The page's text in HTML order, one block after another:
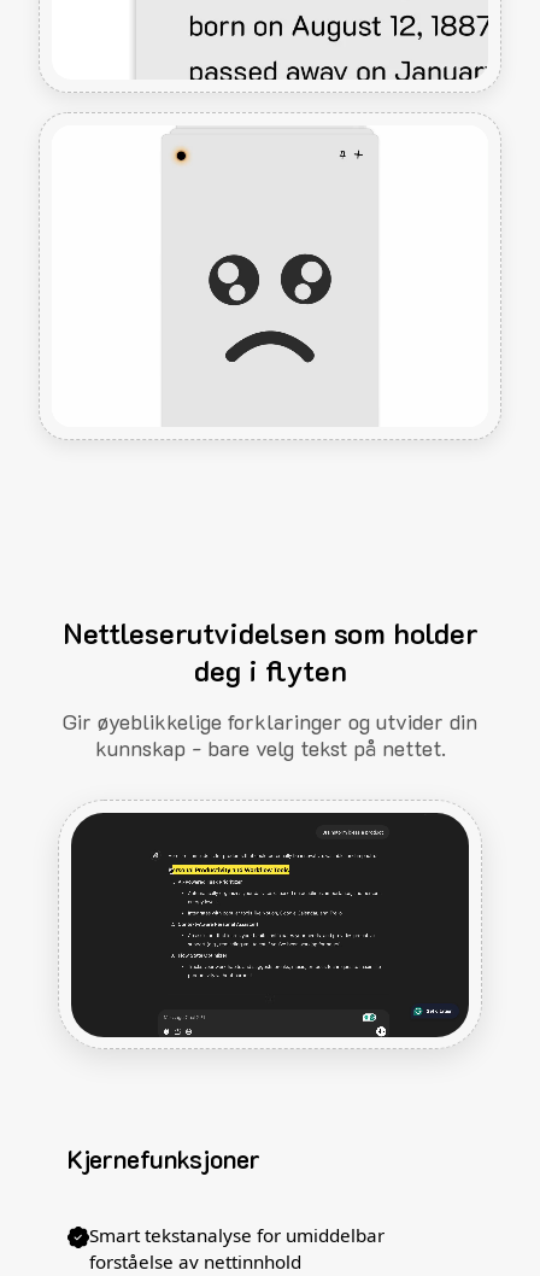
Nettleserutvidelsen som holder
deg i flyten
Gir øyeblikkelige forklaringer og utvider din
kunnskap - bare velg tekst på nettet.
Kjernefunksjoner
Smart tekstanalyse for umiddelbar
forståelse av nettinnhold